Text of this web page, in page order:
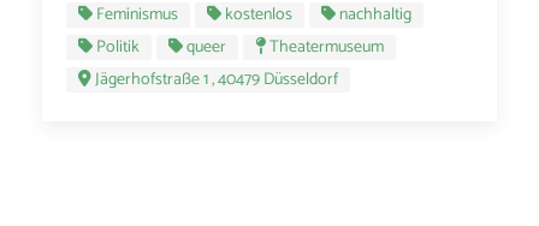
Feminismus
kostenlos
nachhaltig
Politik
queer
Theatermuseum
Jägerhofstraße 1 , 40479 Düsseldorf